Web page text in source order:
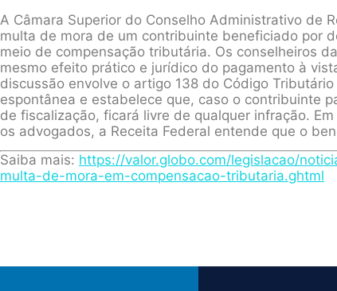
A Câmara Superior do Conselho Administrativo de
multa de mora de um contribuinte beneficiado por
meio de compensação tributária. Os conselheiros
mesmo efeito prático e jurídico do pagamento à
discussão envolve o artigo 138 do Código
espontânea e estabelece que, caso o contribuinte
de fiscalização, ficará livre de qualquer infração.
os advogados, a Receita Federal entende que o
Saiba mais: https://valor.globo.com/legislacao/
multa-de-mora-em-compensacao-tributaria.ghtml